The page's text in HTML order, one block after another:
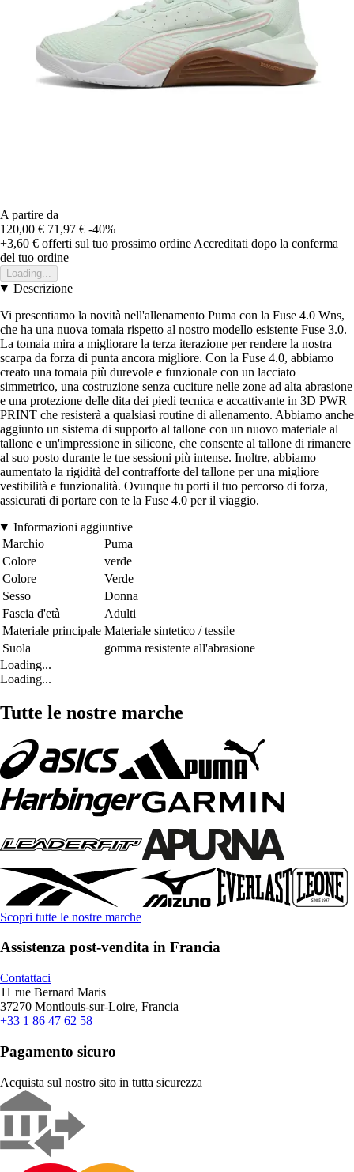
A partire da
120,00 € 71,97 € -40%
+3,60 € offerti sul tuo prossimo ordine Accreditati dopo la conferma
del tuo ordine
Loading...
Descrizione
Vi presentiamo la novità nell'allenamento Puma con la Fuse 4.0 Wns,
che ha una nuova tomaia rispetto al nostro modello esistente Fuse 3.0.
La tomaia mira a migliorare la terza iterazione per rendere la nostra
scarpa da forza di punta ancora migliore. Con la Fuse 4.0, abbiamo
creato una tomaia più durevole e funzionale con un lacciato
simmetrico, una costruzione senza cuciture nelle zone ad alta abrasione
e una protezione delle dita dei piedi tecnica e accattivante in 3D PWR
PRINT che resisterà a qualsiasi routine di allenamento. Abbiamo anche
aggiunto un sistema di supporto al tallone con un nuovo materiale al
tallone e un'impressione in silicone, che consente al tallone di rimanere
al suo posto durante le tue sessioni più intense. Inoltre, abbiamo
aumentato la rigidità del contrafforte del tallone per una migliore
vestibilità e funzionalità. Ovunque tu porti il tuo percorso di forza,
assicurati di portare con te la Fuse 4.0 per il viaggio.
Informazioni aggiuntive
Marchio
Puma
Colore
verde
Colore
Verde
Sesso
Donna
Fascia d'età
Adulti
Materiale principale Materiale sintetico / tessile
Suola
gomma resistente all'abrasione
Loading...
Loading...
Tutte le nostre marche
Scopri tutte le nostre marche
Assistenza post-vendita in Francia
Contattaci
11 rue Bernard Maris
37270 Montlouis-sur-Loire, Francia
+33 1 86 47 62 58
Pagamento sicuro
Acquista sul nostro sito in tutta sicurezza